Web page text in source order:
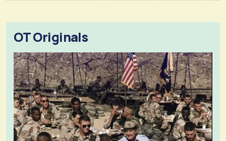
OT Originals